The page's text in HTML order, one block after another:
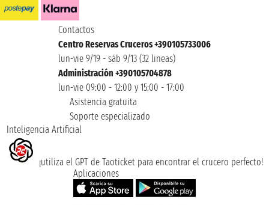
Contactos
Centro Reservas Cruceros +390105733006
lun-vie 9/19 - sáb 9/13 (32 lineas)
Administración +390105704878
lun-vie 09:00 - 12:00 y 15:00 - 17:00
Asistencia gratuita
Soporte especializado
Inteligencia Artificial
¡utiliza el GPT de Taoticket para encontrar el crucero perfecto!
Aplicaciones